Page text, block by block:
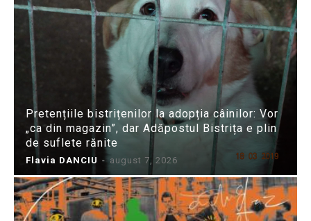
Pretențiile bistrițenilor la adopția câinilor: Vor
„ca din magazin”, dar Adăpostul Bistrița e plin
de suflete rănite
Flavia DANCIU - august 7, 2026